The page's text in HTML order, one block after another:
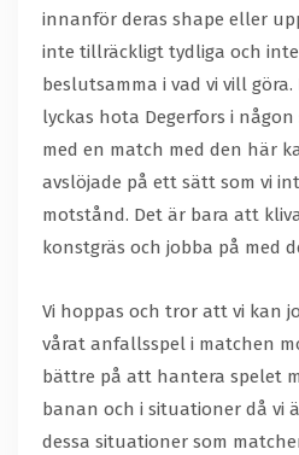
innanför deras shape eller
inte tillräckligt tydliga och
beslutsamma i vad vi vill
lyckas hota Degerfors i
med en match med den här
avslöjade på ett sätt som vi
motstånd. Det är bara att
konstgräs och jobba på med
Vi hoppas och tror att vi kan
vårat anfallsspel i matchen
bättre på att hantera spelet
banan och i situationer då vi
dessa situationer som